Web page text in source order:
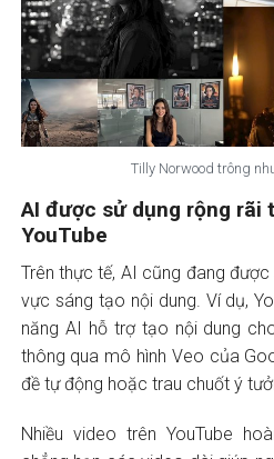
Tilly Norwood trông
AI được sử dụng rộng rãi
YouTube
Trên thực tế, AI cũng đang
vực sáng tạo nội dung. Ví dụ,
năng AI hỗ trợ tạo nội dung
thông qua mô hình Veo của
đề tự động hoặc trau chuốt ý
Nhiều video trên YouTube